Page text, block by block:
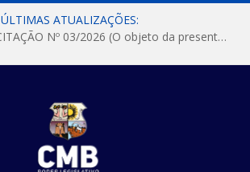
ÚLTIMAS ATUALIZAÇÕES:
DISPENSA DE LICITAÇÃO Nº 03/2026 (O objeto da presente dispensa é a escolha da proposta mais vantajosa para a aquisição, de aparelhos de ar condicionado, tipo Split, com material de instalação e fogão industrial, conforme condições, quantidades e exigências estabelecidas no termo de referencia e neste aviso de contratação direta e seus anexos)